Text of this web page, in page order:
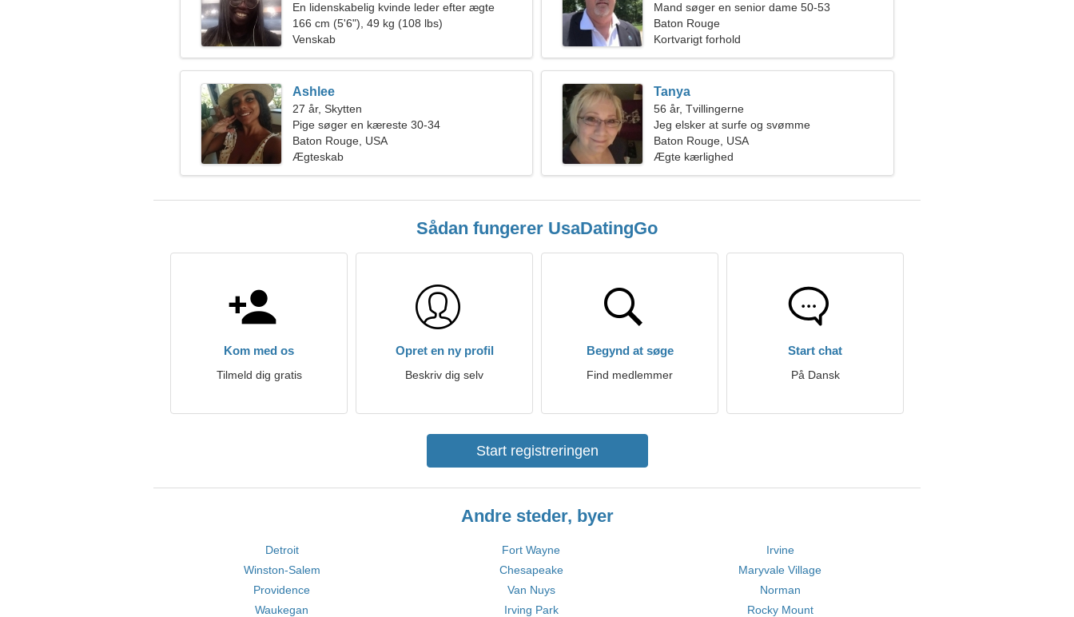
En lidenskabelig kvinde leder efter ægte
kærlighed
166 cm (5'6"), 49 kg (108 lbs)
Venskab
Mand søger en senior dame 50-53
Baton Rouge
Kortvarigt forhold
Ashlee
27 år, Skytten
Pige søger en kæreste 30-34
Baton Rouge, USA
Ægteskab
Tanya
56 år, Tvillingerne
Jeg elsker at surfe og svømme
Baton Rouge, USA
Ægte kærlighed
Sådan fungerer UsaDatingGo
Kom med os
Tilmeld dig gratis
Opret en ny profil
Beskriv dig selv
Begynd at søge
Find medlemmer
Start chat
På Dansk
Start registreringen
Andre steder, byer
Detroit Fort Wayne
Irvine
Winston-Salem
Chesapeake
Maryvale Village
Providence
Van Nuys
Norman
Waukegan
Irving Park Rocky Mount